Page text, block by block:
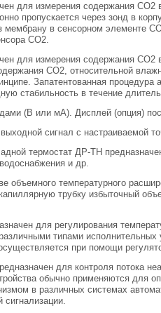
для измерения содержания
пропускается через зонд в
мембрану в сенсорном элементе
CO2.
для измерения содержания
СО2, относительной
Запатентованная процедура
стабильность в течение
(В или мА). Дисплей (опция)
сигнал с настраиваемой
термостат ДР-ТН
и др.
объемного температурного
трубку избыточный
для регулирования
типами
при помощи
для контроля потока
обычно применяются для
в различных системах